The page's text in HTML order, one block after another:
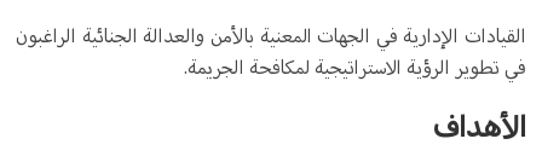
القيادات الإدارية في الجهات المعنية بالأمن والعدالة الجنائية الراغبون
في تطوير الرؤية الاستراتيجية لمكافحة الجريمة.
الأهداف